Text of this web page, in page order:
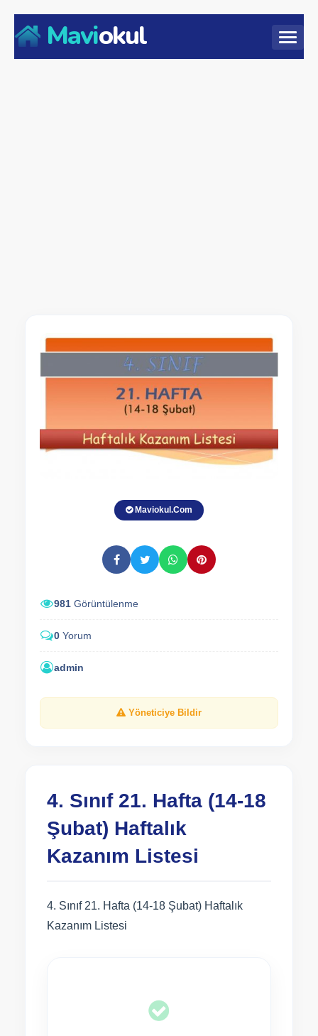
Maviokul
Maviokul.Com
981 Görüntülenme
0 Yorum
admin
Yöneticiye Bildir
4. Sınıf 21. Hafta (14-18
Şubat) Haftalık
Kazanım Listesi
4. Sınıf 21. Hafta (14-18 Şubat) Haftalık
Kazanım Listesi